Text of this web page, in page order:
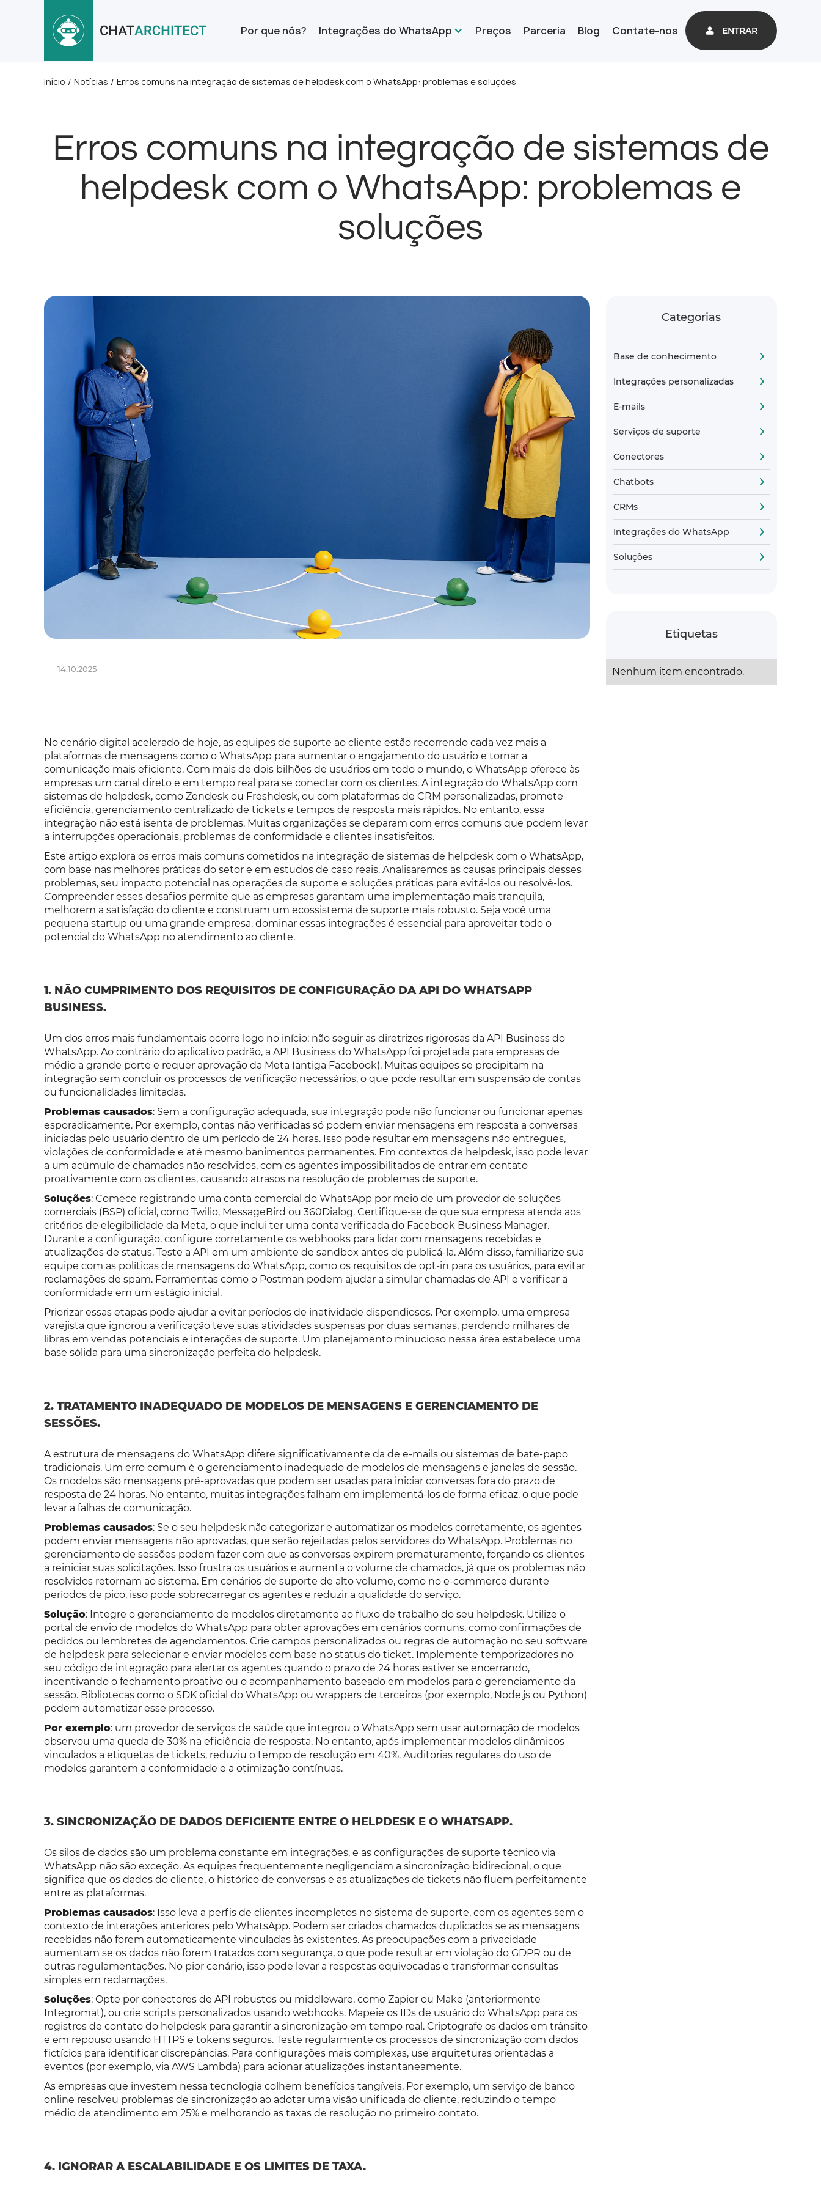
Por que nós? Integrações do WhatsApp Preços Parceria Blog Contate-nos ENTRAR
Início / Notícias / Erros comuns na integração de sistemas de helpdesk com o WhatsApp: problemas e soluções
Erros comuns na integração de sistemas de
helpdesk com o WhatsApp: problemas e
soluções
14.10.2025
No cenário digital acelerado de hoje, as equipes de suporte ao cliente estão recorrendo cada vez mais a
plataformas de mensagens como o WhatsApp para aumentar o engajamento do usuário e tornar a
comunicação mais eficiente. Com mais de dois bilhões de usuários em todo o mundo, o WhatsApp oferece às
empresas um canal direto e em tempo real para se conectar com os clientes. A integração do WhatsApp com
sistemas de helpdesk, como Zendesk ou Freshdesk, ou com plataformas de CRM personalizadas, promete
eficiência, gerenciamento centralizado de tickets e tempos de resposta mais rápidos. No entanto, essa
integração não está isenta de problemas. Muitas organizações se deparam com erros comuns que podem levar
a interrupções operacionais, problemas de conformidade e clientes insatisfeitos.
Este artigo explora os erros mais comuns cometidos na integração de sistemas de helpdesk com o WhatsApp,
com base nas melhores práticas do setor e em estudos de caso reais. Analisaremos as causas principais desses
problemas, seu impacto potencial nas operações de suporte e soluções práticas para evitá-los ou resolvê-los.
Compreender esses desafios permite que as empresas garantam uma implementação mais tranquila,
melhorem a satisfação do cliente e construam um ecossistema de suporte mais robusto. Seja você uma
pequena startup ou uma grande empresa, dominar essas integrações é essencial para aproveitar todo o
potencial do WhatsApp no ​​atendimento ao cliente.
1. NÃO CUMPRIMENTO DOS REQUISITOS DE CONFIGURAÇÃO DA API DO WHATSAPP
BUSINESS.
Um dos erros mais fundamentais ocorre logo no início: não seguir as diretrizes rigorosas da API Business do
WhatsApp. Ao contrário do aplicativo padrão, a API Business do WhatsApp foi projetada para empresas de
médio a grande porte e requer aprovação da Meta (antiga Facebook). Muitas equipes se precipitam na
integração sem concluir os processos de verificação necessários, o que pode resultar em suspensão de contas
ou funcionalidades limitadas.
Problemas causados: Sem a configuração adequada, sua integração pode não funcionar ou funcionar apenas
esporadicamente. Por exemplo, contas não verificadas só podem enviar mensagens em resposta a conversas
iniciadas pelo usuário dentro de um período de 24 horas. Isso pode resultar em mensagens não entregues,
violações de conformidade e até mesmo banimentos permanentes. Em contextos de helpdesk, isso pode levar
a um acúmulo de chamados não resolvidos, com os agentes impossibilitados de entrar em contato
proativamente com os clientes, causando atrasos na resolução de problemas de suporte.
Soluções: Comece registrando uma conta comercial do WhatsApp por meio de um provedor de soluções
comerciais (BSP) oficial, como Twilio, MessageBird ou 360Dialog. Certifique-se de que sua empresa atenda aos
critérios de elegibilidade da Meta, o que inclui ter uma conta verificada do Facebook Business Manager.
Durante a configuração, configure corretamente os webhooks para lidar com mensagens recebidas e
atualizações de status. Teste a API em um ambiente de sandbox antes de publicá-la. Além disso, familiarize sua
equipe com as políticas de mensagens do WhatsApp, como os requisitos de opt-in para os usuários, para evitar
reclamações de spam. Ferramentas como o Postman podem ajudar a simular chamadas de API e verificar a
conformidade em um estágio inicial.
Priorizar essas etapas pode ajudar a evitar períodos de inatividade dispendiosos. Por exemplo, uma empresa
varejista que ignorou a verificação teve suas atividades suspensas por duas semanas, perdendo milhares de
libras em vendas potenciais e interações de suporte. Um planejamento minucioso nessa área estabelece uma
base sólida para uma sincronização perfeita do helpdesk.
2. TRATAMENTO INADEQUADO DE MODELOS DE MENSAGENS E GERENCIAMENTO DE
SESSÕES.
A estrutura de mensagens do WhatsApp difere significativamente da de e-mails ou sistemas de bate-papo
tradicionais. Um erro comum é o gerenciamento inadequado de modelos de mensagens e janelas de sessão.
Os modelos são mensagens pré-aprovadas que podem ser usadas para iniciar conversas fora do prazo de
resposta de 24 horas. No entanto, muitas integrações falham em implementá-los de forma eficaz, o que pode
levar a falhas de comunicação.
Problemas causados: Se o seu helpdesk não categorizar e automatizar os modelos corretamente, os agentes
podem enviar mensagens não aprovadas, que serão rejeitadas pelos servidores do WhatsApp. Problemas no
gerenciamento de sessões podem fazer com que as conversas expirem prematuramente, forçando os clientes
a reiniciar suas solicitações. Isso frustra os usuários e aumenta o volume de chamados, já que os problemas não
resolvidos retornam ao sistema. Em cenários de suporte de alto volume, como no e-commerce durante
períodos de pico, isso pode sobrecarregar os agentes e reduzir a qualidade do serviço.
Solução: Integre o gerenciamento de modelos diretamente ao fluxo de trabalho do seu helpdesk. Utilize o
portal de envio de modelos do WhatsApp para obter aprovações em cenários comuns, como confirmações de
pedidos ou lembretes de agendamentos. Crie campos personalizados ou regras de automação no seu software
de helpdesk para selecionar e enviar modelos com base no status do ticket. Implemente temporizadores no
seu código de integração para alertar os agentes quando o prazo de 24 horas estiver se encerrando,
incentivando o fechamento proativo ou o acompanhamento baseado em modelos para o gerenciamento da
sessão. Bibliotecas como o SDK oficial do WhatsApp ou wrappers de terceiros (por exemplo, Node.js ou Python)
podem automatizar esse processo.
Por exemplo: um provedor de serviços de saúde que integrou o WhatsApp sem usar automação de modelos
observou uma queda de 30% na eficiência de resposta. No entanto, após implementar modelos dinâmicos
vinculados a etiquetas de tickets, reduziu o tempo de resolução em 40%. Auditorias regulares do uso de
modelos garantem a conformidade e a otimização contínuas.
3. SINCRONIZAÇÃO DE DADOS DEFICIENTE ENTRE O HELPDESK E O WHATSAPP.
Os silos de dados são um problema constante em integrações, e as configurações de suporte técnico via
WhatsApp não são exceção. As equipes frequentemente negligenciam a sincronização bidirecional, o que
significa que os dados do cliente, o histórico de conversas e as atualizações de tickets não fluem perfeitamente
entre as plataformas.
Problemas causados: Isso leva a perfis de clientes incompletos no sistema de suporte, com os agentes sem o
contexto de interações anteriores pelo WhatsApp. Podem ser criados chamados duplicados se as mensagens
recebidas não forem automaticamente vinculadas às existentes. As preocupações com a privacidade
aumentam se os dados não forem tratados com segurança, o que pode resultar em violação do GDPR ou de
outras regulamentações. No pior cenário, isso pode levar a respostas equivocadas e transformar consultas
simples em reclamações.
Soluções: Opte por conectores de API robustos ou middleware, como Zapier ou Make (anteriormente
Integromat), ou crie scripts personalizados usando webhooks. Mapeie os IDs de usuário do WhatsApp para os
registros de contato do helpdesk para garantir a sincronização em tempo real. Criptografe os dados em trânsito
e em repouso usando HTTPS e tokens seguros. Teste regularmente os processos de sincronização com dados
fictícios para identificar discrepâncias. Para configurações mais complexas, use arquiteturas orientadas a
eventos (por exemplo, via AWS Lambda) para acionar atualizações instantaneamente.
As empresas que investem nessa tecnologia colhem benefícios tangíveis. Por exemplo, um serviço de banco
online resolveu problemas de sincronização ao adotar uma visão unificada do cliente, reduzindo o tempo
médio de atendimento em 25% e melhorando as taxas de resolução no primeiro contato.
4. IGNORAR A ESCALABILIDADE E OS LIMITES DE TAXA.
Categorias
Base de conhecimento
Integrações personalizadas
E-mails
Serviços de suporte
Conectores
Chatbots
CRMs
Integrações do WhatsApp
Soluções
Etiquetas
Nenhum item encontrado.